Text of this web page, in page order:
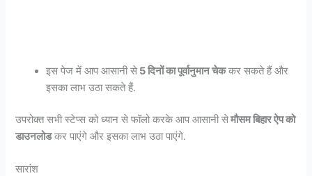
इस पेज में आप आसानी से 5 दिनों का पूर्वानुमान चेककर सकते हैं और
इसका लाभ उठा सकते हैं.
उपरोक्त सभी स्टेप्स को ध्यान से फॉलो करके आप आसानी सेमौसम बिहार ऐप को
डाउनलोडकर पाएंगे और इसका लाभ उठा पाएंगे.
सारांश